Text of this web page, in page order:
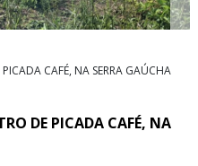
CAFÉ, NA SERRA GAÚCHA
DE PICADA CAFÉ, NA